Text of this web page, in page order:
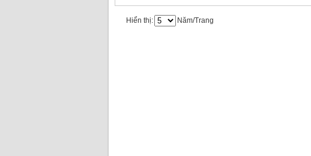
Hiển thị: Năm/Trang